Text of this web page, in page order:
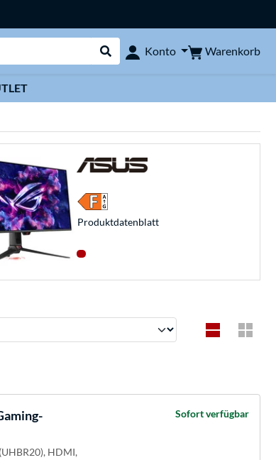
Suche durchführen
Konto Warenkorb
Produkt­datenblatt
HDMI,
Sofort verfügbar